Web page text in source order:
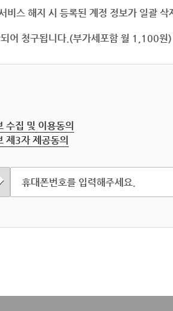
비스 해지 시 등록된 계정 정보가 일괄
어 청구됩니다.(부가세포함 월 1,100원)
수집 및 이용동의
제3자 제공동의